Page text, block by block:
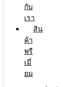
กับ
เรา
สิน
ค้า
พรี
เมี่
ยม